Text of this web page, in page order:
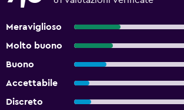
Meraviglioso
Molto buono
Buono
Accettabile
Discreto